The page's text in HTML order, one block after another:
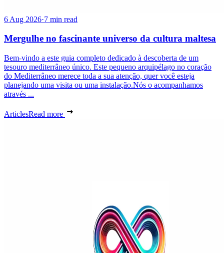
6 Aug 2026·7 min read
Mergulhe no fascinante universo da cultura maltesa
Bem-vindo a este guia completo dedicado à descoberta de um
tesouro mediterrâneo único. Este pequeno arquipélago no coração
do Mediterrâneo merece toda a sua atenção, quer você esteja
planejando uma visita ou uma instalação.Nós o acompanhamos
através ...
ArticlesRead more